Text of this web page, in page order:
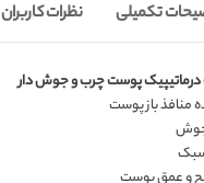
تکمیلی نظرات کاربران
پوست چرب و جوش‌ دار
منافذ باز پوست
جوش
سبک